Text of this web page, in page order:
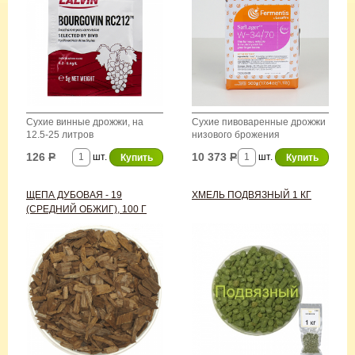
Сухие винные дрожжи, на
12.5-25 литров
шт.
126 Р
Сухие пивоваренные дрожжи
низового брожения
шт.
10 373 Р
ЩЕПА ДУБОВАЯ - 19
(СРЕДНИЙ ОБЖИГ), 100 Г
ХМЕЛЬ ПОДВЯЗНЫЙ 1 КГ